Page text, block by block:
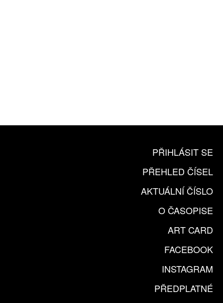
PŘIHLÁSIT SE
PŘEHLED ČÍSEL
AKTUÁLNÍ ČÍSLO
O ČASOPISE
ART CARD
FACEBOOK
INSTAGRAM
PŘEDPLATNÉ